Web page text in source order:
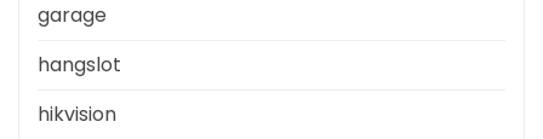
garage
hangslot
hikvision